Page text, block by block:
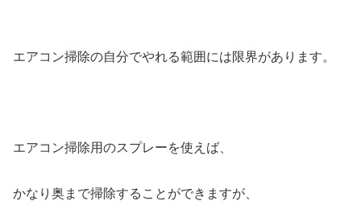
エアコン掃除の自分でやれる範囲には限界があります。
エアコン掃除用のスプレーを使えば、
かなり奥まで掃除することができますが、